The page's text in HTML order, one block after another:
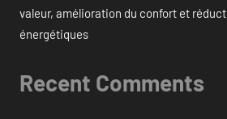
valeur, amélioration du confort et
énergétiques
Recent Comments